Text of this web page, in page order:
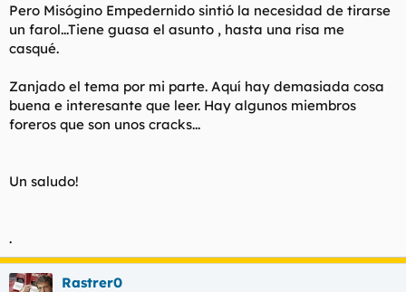
Pero Misógino Empedernido sintió la necesidad de tirarse
un farol...Tiene guasa el asunto , hasta una risa me
casqué.
Zanjado el tema por mi parte. Aquí hay demasiada cosa
buena e interesante que leer. Hay algunos miembros
foreros que son unos cracks...
Un saludo!
.
Rastrer0